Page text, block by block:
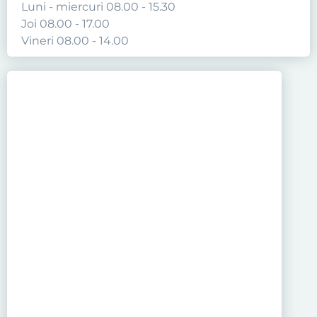
Luni - miercuri 08.00 - 15.30
Joi 08.00 - 17.00
Vineri 08.00 - 14.00